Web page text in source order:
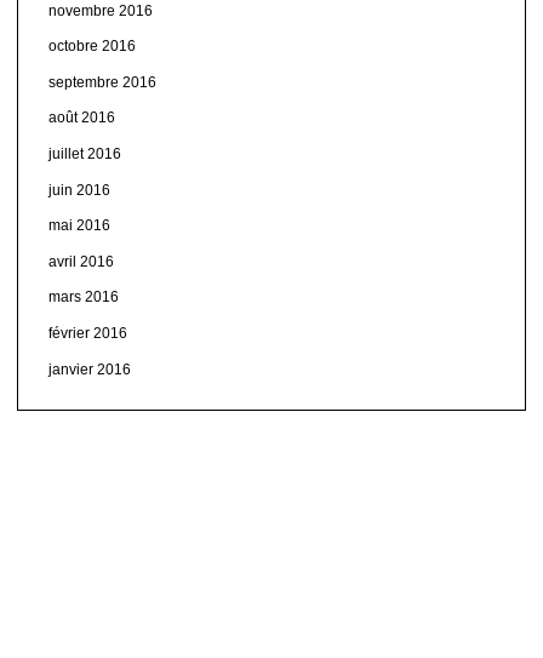
novembre 2016
octobre 2016
septembre 2016
août 2016
juillet 2016
juin 2016
mai 2016
avril 2016
mars 2016
février 2016
janvier 2016